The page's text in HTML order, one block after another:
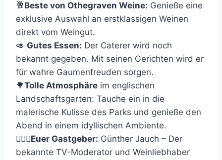
🥂Beste von Othegraven Weine: Genieße eine
exklusive Auswahl an erstklassigen Weinen
direkt vom Weingut.
🥑 Gutes Essen: Der Caterer wird noch
bekannt gegeben. Mit seinen Gerichten wird er
für wahre Gaumenfreuden sorgen.
🌳Tolle Atmosphäre im englischen
Landschaftsgarten: Tauche ein in die
malerische Kulisse des Parks und genieße den
Abend in einem idyllischen Ambiente.
🤵🏼‍♂️Euer Gastgeber: Günther Jauch – Der
bekannte TV-Moderator und Weinliebhaber